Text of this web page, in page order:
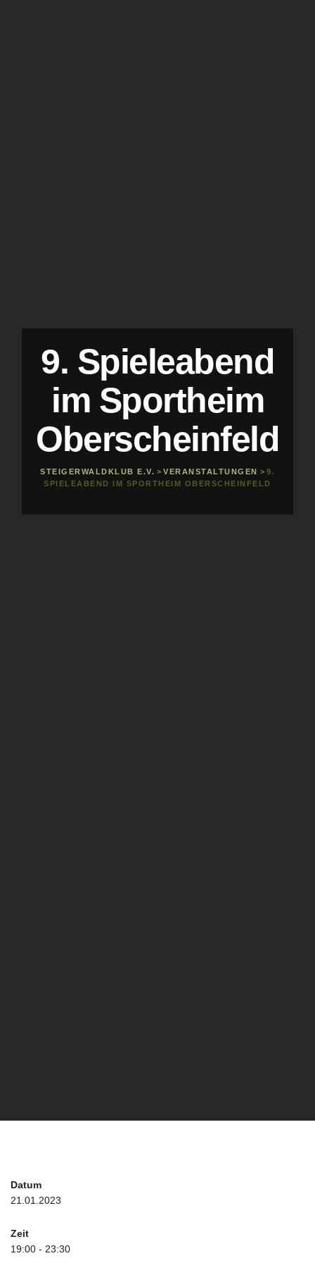
9. Spieleabend
im Sportheim
Oberscheinfeld
STEIGERWALDKLUB E.V. >VERANSTALTUNGEN > 9.
SPIELEABEND IM SPORTHEIM OBERSCHEINFELD
Datum
21.01.2023
Zeit
19:00 - 23:30